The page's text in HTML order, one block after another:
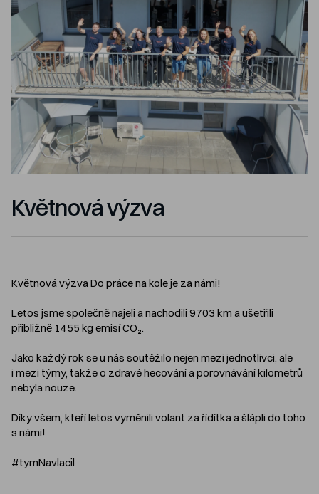
Květnová výzva
Květnová výzva Do práce na kole je za námi!
Letos jsme společně najeli a nachodili 9703 km a ušetřili
přibližně 1455 kg emisí CO₂.
Jako každý rok se u nás soutěžilo nejen mezi jednotlivci, ale
i mezi týmy, takže o zdravé hecování a porovnávání kilometrů
nebyla nouze.
Díky všem, kteří letos vyměnili volant za řídítka a šlápli do toho
s námi!
#tymNavlacil